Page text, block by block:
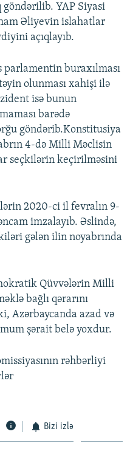
YAP Siyasi
Əliyevin islahatlar
açıqlayıb.
buraxılması
olunması xahişi ilə
isə bunun
barədə
göndərib.Konstitusiya
4-də Milli Məclisin
seçkilərin keçirilməsini
2020-ci il fevralın 9-
imzalayıb. Əslində,
gələn ilin noyabrında
Qüvvələrin Milli
bağlı qərarını
Azərbaycanda azad və
şərait belə yoxdur.
rəhbərliyi
Bizi izlə